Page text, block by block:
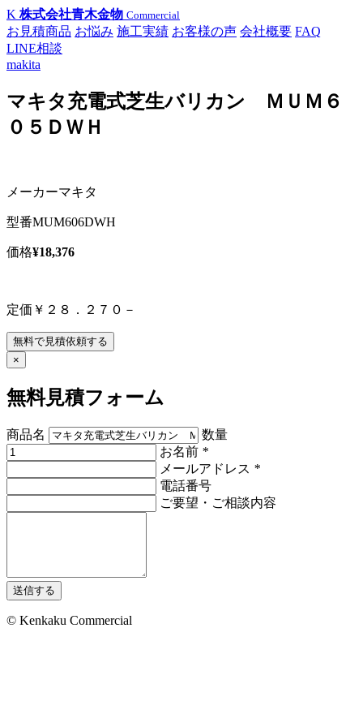
K 株式会社青木金物 Commercial
お見積商品 お悩み 施工実績 お客様の声 会社概要 FAQ
LINE相談
makita
マキタ充電式芝生バリカン ＭＵＭ６
０５ＤＷＨ
メーカーマキタ
型番MUM606DWH
価格¥18,376
定価￥２８．２７０－
無料で見積依頼する
×
無料見積フォーム
商品名
数量
お名前 *
メールアドレス *
電話番号
ご要望・ご相談内容
送信する
© Kenkaku Commercial